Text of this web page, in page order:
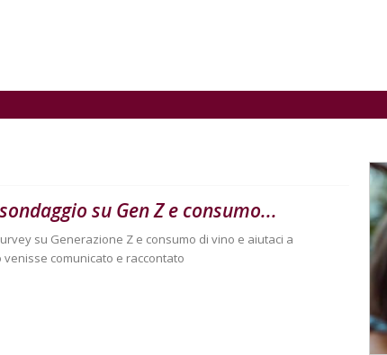
su Gen Z e consumo...
su Generazione Z e consumo di vino e aiutaci a
comunicato e raccontato